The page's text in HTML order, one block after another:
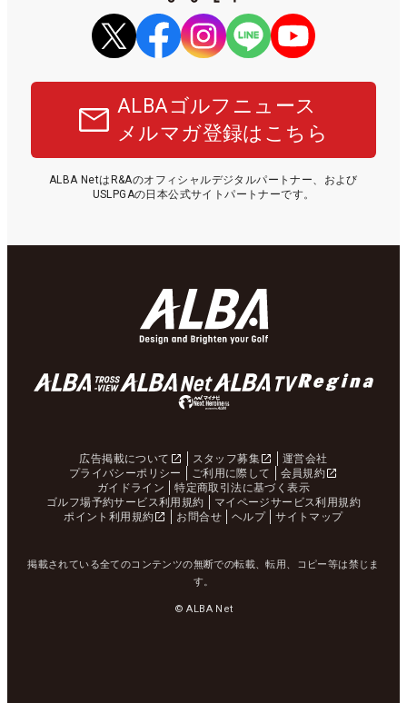
ALBAゴルフニュース
メルマガ登録はこちら
ALBA NetはR&Aのオフィシャルデジタルパートナー、および
USLPGAの日本公式サイトパートナーです。
広告掲載について スタッフ募集
運営会社
プライバシーポリシー
ご利用に際して
会員規約
ガイドライン
特定商取引法に基づく表示
ゴルフ場予約サービス利用規約
マイページサービス利用規約
ポイント利用規約
お問合せ ヘルプ サイトマップ
掲載されている全てのコンテンツの無断での転載、転用、コピー等は禁じま
す。
© ALBA Net